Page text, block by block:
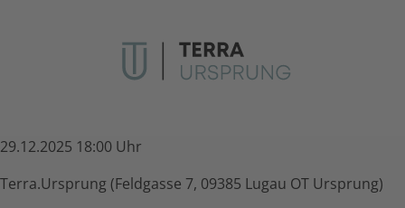
29.12.2025 18:00 Uhr
Terra.Ursprung (Feldgasse 7, 09385 Lugau OT Ursprung)